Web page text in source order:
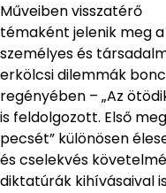
Műveiben visszatérő
témaként jelenik meg a
személyes és
erkölcsi dilemmák
regényében – „Az
is feldolgozott. Első
pecsét” különösen
és cselekvés
diktatúrák kihívásaival